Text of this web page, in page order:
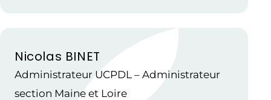
Nicolas BINET
Administrateur UCPDL – Administrateur
section Maine et Loire